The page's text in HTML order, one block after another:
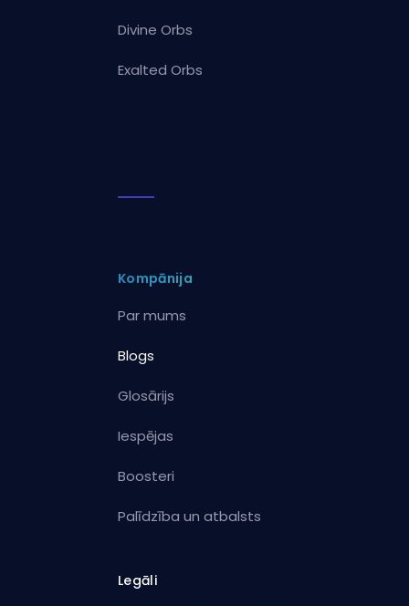
Divine Orbs
Exalted Orbs
Kompānija
Par mums
Blogs
Glosārijs
Iespējas
Boosteri
Palīdzība un atbalsts
Legāli